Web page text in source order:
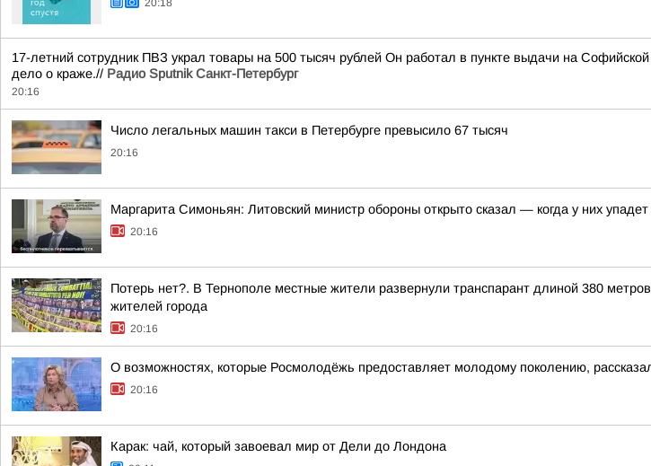
20:18
17-летний сотрудник ПВЗ украл товары на 500 тысяч рублей Он работал в пункте выдачи на
дело о краже.// Радио Sputnik Санкт-Петербург
20:16
Число легальных машин такси в Петербурге превысило 67 тысяч
20:16
Маргарита Симоньян: Литовский министр обороны открыто сказал — когда у них
20:16
Потерь нет?. В Тернополе местные жители развернули транспарант длиной 380
жителей города
20:16
О возможностях, которые Росмолодёжь предоставляет молодому поколению,
20:16
Карак: чай, который завоевал мир от Дели до Лондона